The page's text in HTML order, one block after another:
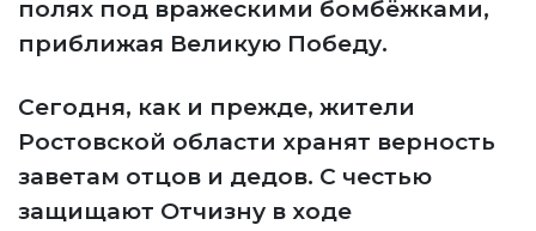
полях под вражескими бомбёжками,
приближая Великую Победу.
Сегодня, как и прежде, жители
Ростовской области хранят верность
заветам отцов и дедов. С честью
защищают Отчизну в ходе